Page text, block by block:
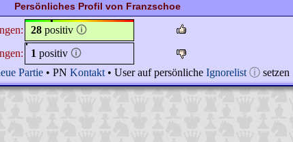
Persönliches Profil von Franzschoe
28 positiv 🛈
1 positiv 🛈
Partie • PN Kontakt • User auf persönliche Ignorelist ⓘ setzen